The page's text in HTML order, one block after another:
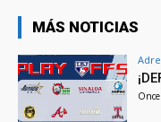
MÁS NOTICIAS